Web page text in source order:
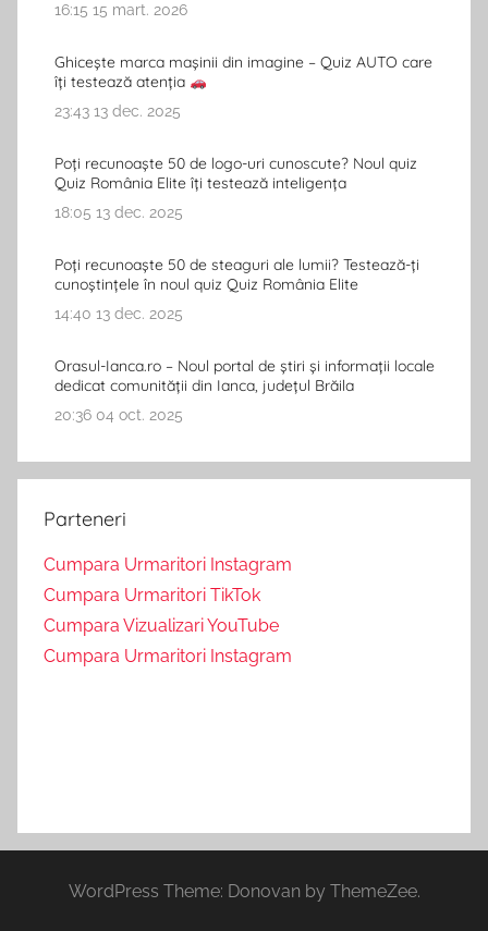
16:15 15 mart. 2026
Ghicește marca mașinii din imagine – Quiz AUTO care
îți testează atenția
23:43 13 dec. 2025
Poți recunoaște 50 de logo-uri cunoscute? Noul quiz
Quiz România Elite îți testează inteligența
18:05 13 dec. 2025
Poți recunoaște 50 de steaguri ale lumii? Testează-ți
cunoștințele în noul quiz Quiz România Elite
14:40 13 dec. 2025
Orasul-Ianca.ro – Noul portal de știri și informații locale
dedicat comunității din Ianca, județul Brăila
20:36 04 oct. 2025
Parteneri
Cumpara Urmaritori Instagram
Cumpara Urmaritori TikTok
Cumpara Vizualizari YouTube
Cumpara Urmaritori Instagram
WordPress Theme: Donovan by ThemeZee.